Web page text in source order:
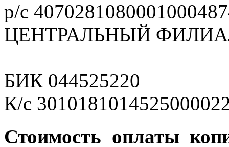
р/с
ЦЕНТРАЛЬНЫЙ
БИК 044525220
К/с
Стоимость оплаты